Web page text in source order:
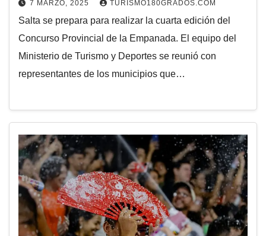
7 MARZO, 2025 TURISMO180GRADOS.COM
Salta se prepara para realizar la cuarta edición del
Concurso Provincial de la Empanada. El equipo del
Ministerio de Turismo y Deportes se reunió con
representantes de los municipios que…